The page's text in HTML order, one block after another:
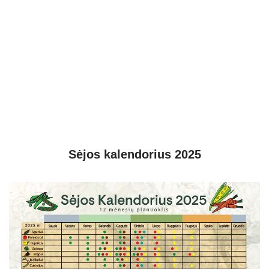
Sėjos kalendorius 2025